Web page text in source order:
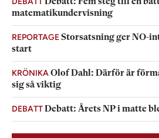
matematikundervisning
REPORTAGEStorsatsning ger NO-
start
KRÖNIKA Olof Dahl: Därför är
sig så viktig
DEBATTDebatt: Årets NP i matte